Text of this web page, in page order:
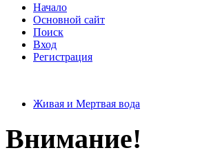
Начало
Основной сайт
Поиск
Вход
Регистрация
Живая и Мертвая вода
Внимание!